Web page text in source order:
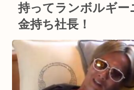
持ってランボルギー
金持ち社長！